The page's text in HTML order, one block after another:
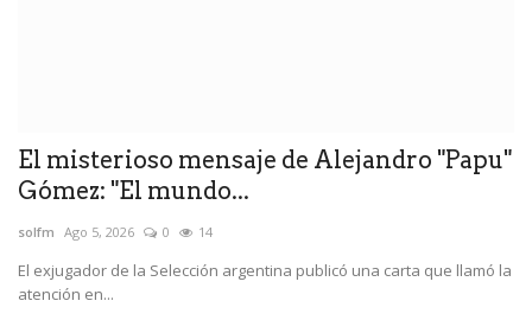
El misterioso mensaje de Alejandro "Papu"
Gómez: "El mundo...
solfm Ago 5, 2026 0 14
El exjugador de la Selección argentina publicó una carta que llamó la
atención en...